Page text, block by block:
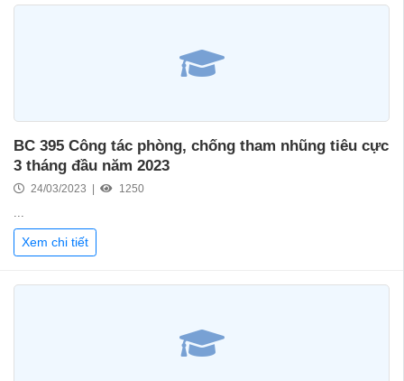
BC 395 Công tác phòng, chống tham nhũng tiêu cực
3 tháng đầu năm 2023
24/03/2023 | 1250
...
Xem chi tiết